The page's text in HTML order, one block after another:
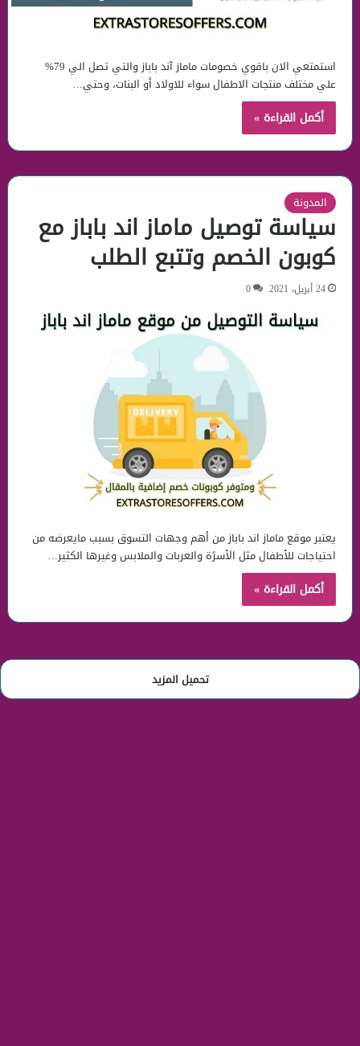
استمتعي الان باقوي خصومات ماماز آند باباز والتي تصل الي 79%
علي مختلف منتجات الاطفال سواء للاولاد أو البنات، وحتي…
أكمل القراءة »
المدونة
سياسة توصيل ماماز اند باباز مع
كوبون الخصم وتتبع الطلب
24 أبريل، 2021 0
يعتبر موقع ماماز اند باباز من أهم وجهات التسوق بسبب مايعرضه من
احتياجات للأطفال مثل الأسرًة والعربات والملابس وغيرها الكثير…
أكمل القراءة »
تحميل المزيد